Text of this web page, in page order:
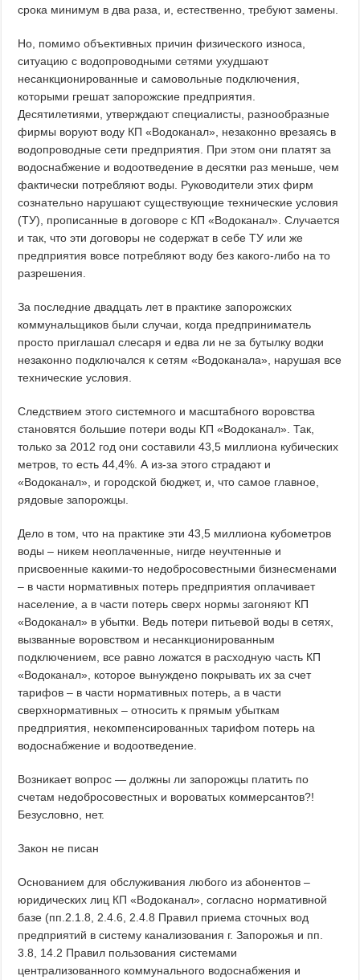
срока минимум в два раза, и, естественно, требуют замены.
Но, помимо объективных причин физического износа,
ситуацию с водопроводными сетями ухудшают
несанкционированные и самовольные подключения,
которыми грешат запорожские предприятия.
Десятилетиями, утверждают специалисты, разнообразные
фирмы воруют воду КП «Водоканал», незаконно врезаясь в
водопроводные сети предприятия. При этом они платят за
водоснабжение и водоотведение в десятки раз меньше, чем
фактически потребляют воды. Руководители этих фирм
сознательно нарушают существующие технические условия
(ТУ), прописанные в договоре с КП «Водоканал». Случается
и так, что эти договоры не содержат в себе ТУ или же
предприятия вовсе потребляют воду без какого-либо на то
разрешения.
За последние двадцать лет в практике запорожских
коммунальщиков были случаи, когда предприниматель
просто приглашал слесаря и едва ли не за бутылку водки
незаконно подключался к сетям «Водоканала», нарушая все
технические условия.
Следствием этого системного и масштабного воровства
становятся большие потери воды КП «Водоканал». Так,
только за 2012 год они составили 43,5 миллиона кубических
метров, то есть 44,4%. А из-за этого страдают и
«Водоканал», и городской бюджет, и, что самое главное,
рядовые запорожцы.
Дело в том, что на практике эти 43,5 миллиона кубометров
воды – никем неоплаченные, нигде неучтенные и
присвоенные какими-то недобросовестными бизнесменами
– в части нормативных потерь предприятия оплачивает
население, а в части потерь сверх нормы загоняют КП
«Водоканал» в убытки. Ведь потери питьевой воды в сетях,
вызванные воровством и несанкционированным
подключением, все равно ложатся в расходную часть КП
«Водоканал», которое вынуждено покрывать их за счет
тарифов – в части нормативных потерь, а в части
сверхнормативных – относить к прямым убыткам
предприятия, некомпенсированных тарифом потерь на
водоснабжение и водоотведение.
Возникает вопрос — должны ли запорожцы платить по
счетам недобросовестных и вороватых коммерсантов?!
Безусловно, нет.
Закон не писан
Основанием для обслуживания любого из абонентов –
юридических лиц КП «Водоканал», согласно нормативной
базе (пп.2.1.8, 2.4.6, 2.4.8 Правил приема сточных вод
предприятий в систему канализования г. Запорожья и пп.
3.8, 14.2 Правил пользования системами
централизованного коммунального водоснабжения и